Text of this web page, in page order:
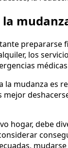
los
mudanza es
hogar, debe